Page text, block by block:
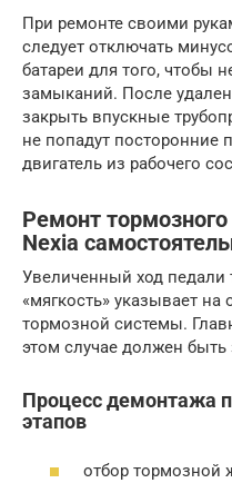
При ремонте своими
следует отключать
батареи для того, чтобы
замыканий. После
закрыть впускные
не попадут посторонние
двигатель из рабочего
Ремонт
Nexia
Увеличенный ход педали
«мягкость» указывает на
тормозной системы.
этом случае должен
Процесс демонтажа
этапов
отбор тормозной